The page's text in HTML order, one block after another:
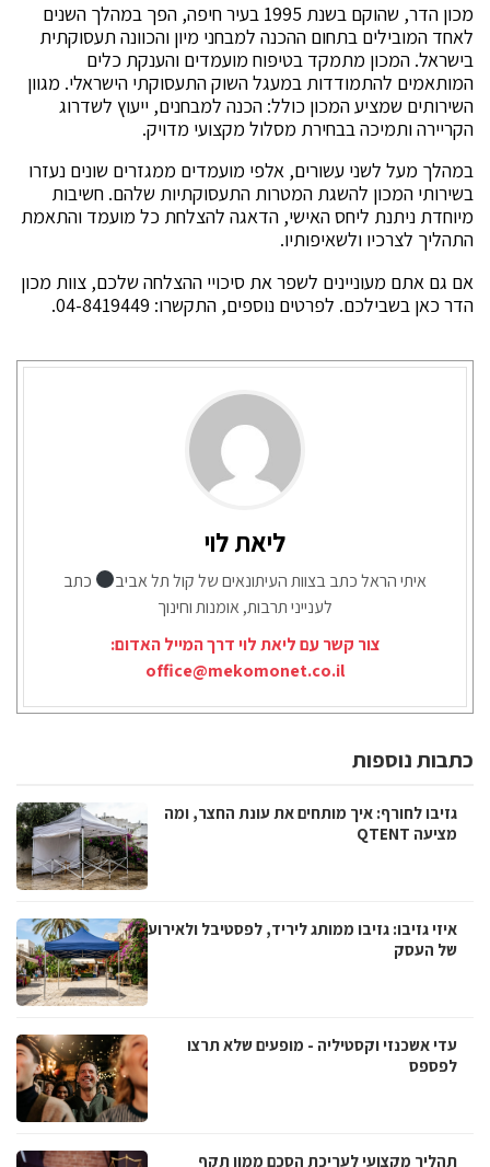
מכון הדר, שהוקם בשנת 1995 בעיר חיפה, הפך במהלך השנים
לאחד המובילים בתחום ההכנה למבחני מיון והכוונה תעסוקתית
בישראל. המכון מתמקד בטיפוח מועמדים והענקת כלים
המותאמים להתמודדות במעגל השוק התעסוקתי הישראלי. מגוון
השירותים שמציע המכון כולל: הכנה למבחנים, ייעוץ לשדרוג
הקריירה ותמיכה בבחירת מסלול מקצועי מדויק.
במהלך מעל לשני עשורים, אלפי מועמדים ממגזרים שונים נעזרו
בשירותי המכון להשגת המטרות התעסוקתיות שלהם. חשיבות
מיוחדת ניתנת ליחס האישי, הדאגה להצלחת כל מועמד והתאמת
התהליך לצרכיו ולשאיפותיו.
אם גם אתם מעוניינים לשפר את סיכויי ההצלחה שלכם, צוות מכון
הדר כאן בשבילכם. לפרטים נוספים, התקשרו: 04-8419449.
ליאת לוי
איתי הראל כתב בצוות העיתונאים של קול תל אביב
כתב
לענייני תרבות, אומנות וחינוך
צור קשר עם ליאת לוי דרך המייל האדום:
office@mekomonet.co.il
כתבות נוספות
גזיבו לחורף: איך מותחים את עונת החצר, ומה
מציעה QTENT
איזי גזיבו: גזיבו ממותג ליריד, לפסטיבל ולאירוע
של העסק
עדי אשכנזי וקסטיליה - מופעים שלא תרצו
לפספס
תהליך מקצועי לעריכת הסכם ממון תקף